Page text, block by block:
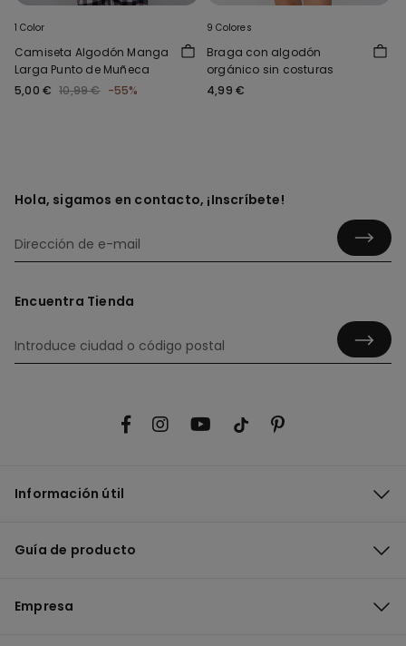
1 Color
Camiseta Algodón Manga
Larga Punto de Muñeca
5,00 € 10,99 € -55%
9 Colores
Braga con algodón
orgánico sin costuras
4,99 €
Hola, sigamos en contacto, ¡Inscríbete!
Encuentra Tienda
Información útil
Guía de producto
Empresa